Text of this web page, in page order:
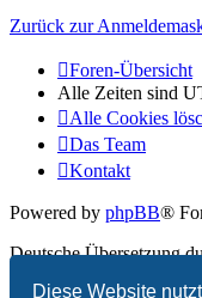
Diese Website
Zurück zur
Foren-Übersicht
Alle Zeiten sind
Alle Cookies
Das Team
Kontakt
Powered by phpBB®
Deutsche Übersetzung